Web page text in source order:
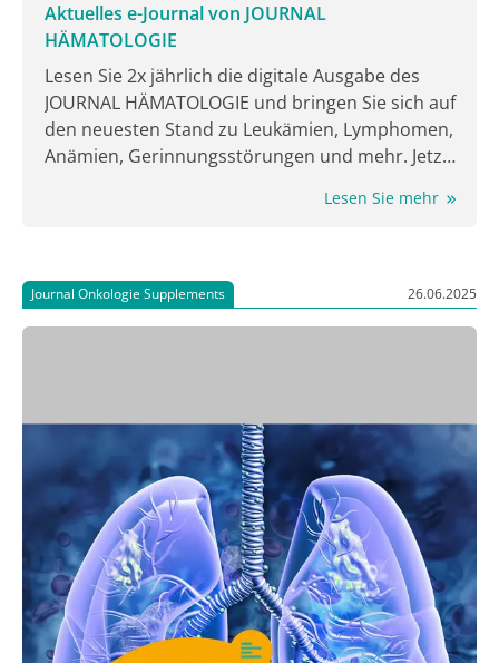
Aktuelles e-Journal von JOURNAL
HÄMATOLOGIE
Lesen Sie 2x jährlich die digitale Ausgabe des
JOURNAL HÄMATOLOGIE und bringen Sie sich auf
den neuesten Stand zu Leukämien, Lymphomen,
Anämien, Gerinnungsstörungen und mehr. Jetzt
Lesen Sie mehr
Journal Onkologie Supplements 26.06.2025